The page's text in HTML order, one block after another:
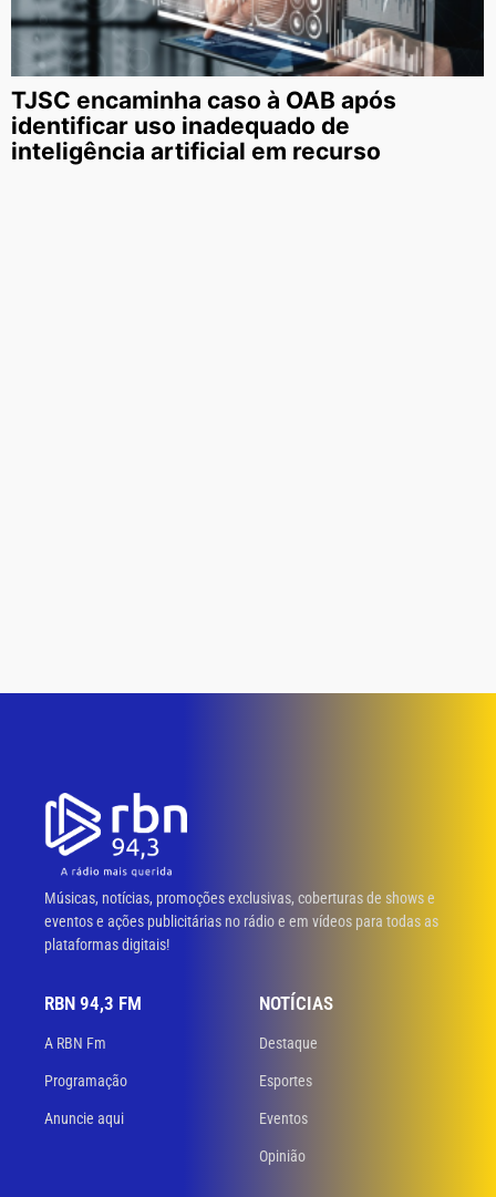
TJSC encaminha caso à OAB após
identificar uso inadequado de
inteligência artificial em recurso
Músicas, notícias, promoções exclusivas, coberturas de shows e
eventos e ações publicitárias no rádio e em vídeos para todas as
plataformas digitais!
RBN 94,3 FM
A RBN Fm
Programação
Anuncie aqui
NOTÍCIAS
Destaque
Esportes
Eventos
Opinião